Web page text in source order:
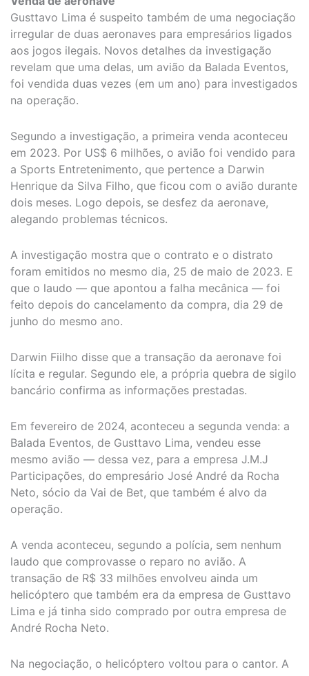
Gusttavo Lima é suspeito também de uma negociação
irregular de duas aeronaves para empresários ligados
aos jogos ilegais. Novos detalhes da investigação
revelam que uma delas, um avião da Balada Eventos,
foi vendida duas vezes (em um ano) para investigados
na operação.
Segundo a investigação, a primeira venda aconteceu
em 2023. Por US$ 6 milhões, o avião foi vendido para
a Sports Entretenimento, que pertence a Darwin
Henrique da Silva Filho, que ficou com o avião durante
dois meses. Logo depois, se desfez da aeronave,
alegando problemas técnicos.
A investigação mostra que o contrato e o distrato
foram emitidos no mesmo dia, 25 de maio de 2023. E
que o laudo — que apontou a falha mecânica — foi
feito depois do cancelamento da compra, dia 29 de
junho do mesmo ano.
Darwin Fiilho disse que a transação da aeronave foi
lícita e regular. Segundo ele, a própria quebra de sigilo
bancário confirma as informações prestadas.
Em fevereiro de 2024, aconteceu a segunda venda: a
Balada Eventos, de Gusttavo Lima, vendeu esse
mesmo avião — dessa vez, para a empresa J.M.J
Participações, do empresário José André da Rocha
Neto, sócio da Vai de Bet, que também é alvo da
operação.
A venda aconteceu, segundo a polícia, sem nenhum
laudo que comprovasse o reparo no avião. A
transação de R$ 33 milhões envolveu ainda um
helicóptero que também era da empresa de Gusttavo
Lima e já tinha sido comprado por outra empresa de
André Rocha Neto.
Na negociação, o helicóptero voltou para o cantor. A